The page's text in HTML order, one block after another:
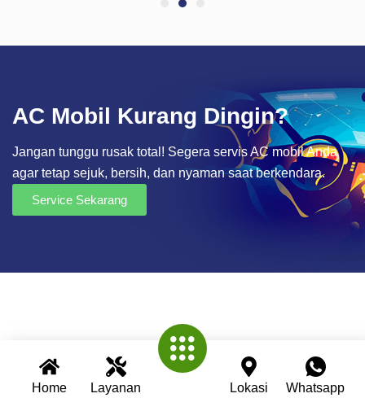
Home Layanan Lokasi Whatsapp
AC Mobil Kurang Dingin?
Jangan tunggu rusak total! Segera servis AC mobil Anda
agar tetap sejuk, bersih, dan nyaman saat berkendara.
Service Sekarang